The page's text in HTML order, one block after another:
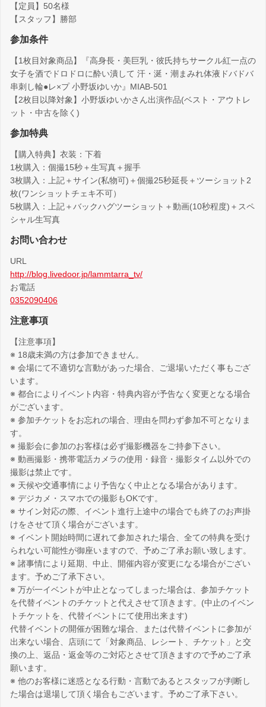
【定員】50名様
【スタッフ】勝部
参加条件
【1枚目対象商品】『高身長・美巨乳・彼氏持ちサークル紅一点の
女子を酒でドロドロに酔い潰して 汗・涎・潮まみれ体液ドバドバ
串刺し輪●レ×プ 小野坂ゆいか』MIAB-501
【2枚目以降対象】小野坂ゆいかさん出演作品(ベスト・アウトレ
ット・中古を除く)
参加特典
【購入特典】衣装：下着
1枚購入：個撮15秒＋生写真＋握手
3枚購入：上記＋サイン(私物可)＋個撮25秒延長＋ツーショット2
枚(ワンショットチェキ不可）
5枚購入：上記＋バックハグツーショット＋動画(10秒程度)＋スペ
シャル生写真
お問い合わせ
URL
http://blog.livedoor.jp/lammtarra_tv/
お電話
0352090406
注意事項
【注意事項】
※ 18歳未満の方は参加できません。
※ 会場にて不適切な言動があった場合、ご退場いただく事もござ
います。
※ 都合によりイベント内容・特典内容が予告なく変更となる場合
がございます。
※ 参加チケットをお忘れの場合、理由を問わず参加不可となりま
す。
※ 撮影会に参加のお客様は必ず撮影機器をご持参下さい。
※ 動画撮影・携帯電話カメラの使用・録音・撮影タイム以外での
撮影は禁止です。
※ 天候や交通事情により予告なく中止となる場合があります。
※ デジカメ・スマホでの撮影もOKです。
※ サイン対応の際、イベント進行上途中の場合でも終了のお声掛
けをさせて頂く場合がございます。
※ イベント開始時間に遅れて参加された場合、全ての特典を受け
られない可能性が御座いますので、予めご了承お願い致します。
※ 諸事情により延期、中止、開催内容が変更になる場合がござい
ます。予めご了承下さい。
※ 万が一イベントが中止となってしまった場合は、参加チケット
を代替イベントのチケットと代えさせて頂きます。(中止のイベン
トチケットを、代替イベントにて使用出来ます)
代替イベントの開催が困難な場合、または代替イベントに参加が
出来ない場合、店頭にて「対象商品、レシート、チケット」と交
換の上、返品・返金等のご対応とさせて頂きますので予めご了承
願います。
※ 他のお客様に迷惑となる行動・言動であるとスタッフが判断し
た場合は退場して頂く場合もございます。予めご了承下さい。